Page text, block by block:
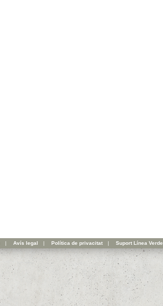
| Avís legal | Política de privacitat | Suport Línea Verde